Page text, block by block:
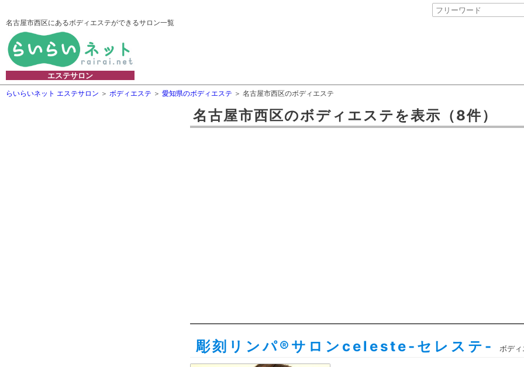
名古屋市西区にあるボディエステができるサロン一覧
エステサロン
らいらいネット エステサロン ボディエステ 愛知県のボディエステ 名古屋市西区のボディエステ
名古屋市西区のボディエステ を表示 （8件）
彫刻リンパ®︎サロンceleste-セレステ- ボデ